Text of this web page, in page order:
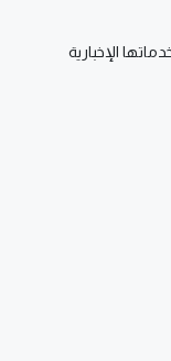
الإخبارية